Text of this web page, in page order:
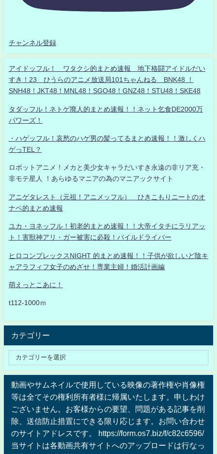
チャンネル登録
アイドッフル！ ワタクシ的まとめ速報 地下格闘アイドルだい
すき！23 ひうらのアニメ放送局101ちゃんねる BNK48 ！
SNH48！JKT48！MNL48！SGO48！GNZ48！STU48！SKE48
タダッフル！ネトゲ廃人的まとめ速報！！ネット乞食DE2000万
パワーズ！
・ハゲッフル！哀愁のハゲ男の髪ってるまとめ速報！！激しくハ
ゲっTEL？
ロボットアニメ！メカと美少女キャラだいすき永遠の非リア充・
非モテ星人 ！あらゆるマニアの為のマニアックサイト
アニゲタレスト（元祖！アニメッフル） ひきこもりニートのオ
ナベ的まとめ速報
ユカ・ヨネッフル！初老的まとめ速報！！大帝イタチにラリアッ
ト！害獣神アリ・ガー被害に必殺！パイルドライバー
ヒロコンプレックスNIGHT 的まとめ速報！！子供が欲しいど陰キ
ャアラフィフ女子のめざせ！専業主婦！婚活計画編
萌えっとこあに！
t112-1000ｍ
カテゴリー
動画やサムネイルで使用している映像の著作権や肖像権
等は全てその権利所有者様に帰属いたします。申しわけ
ございません。お客様からの要望、問題がある記事を削
除、送信防止措置にできる限り応じます。お問い合わせ
のサイトアドレスです。 https://form.os7.biz/f/c82c6596/
当サイトは各動画共有サイトへのアップロードは行なっ